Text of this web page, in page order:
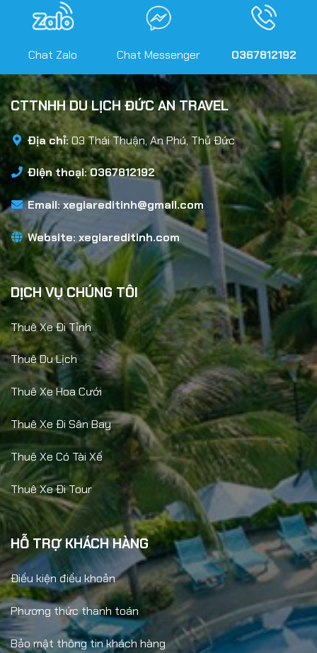
Chat Zalo Chat Messenger 0367812192
CTTNHH DU LỊCH ĐỨC AN TRAVEL
Địa chỉ:03 Thái Thuận, An Phú, Thủ Đức
Điện thoại: 0367812192
Email: xegiareditinh@gmail.com
Website: xegiareditinh.com
DỊCH VỤ CHÚNG TÔI
Thuê Xe Đi Tỉnh
Thuê Du Lịch
Thuê Xe Hoa Cưới
Thuê Xe Đi Sân Bay
Thuê Xe Có Tài Xế
Thuê Xe Đi Tour
HỖ TRỢ KHÁCH HÀNG
Điều kiện điều khoản
Phương thức thanh toán
Bảo mật thông tin khách hàng